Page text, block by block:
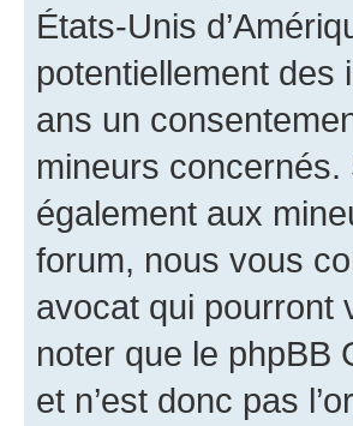
États-Unis
potentiellement des
ans un
mineurs concernés.
également aux
forum, nous vous
avocat qui pourront
noter que le phpBB
et n’est donc pas